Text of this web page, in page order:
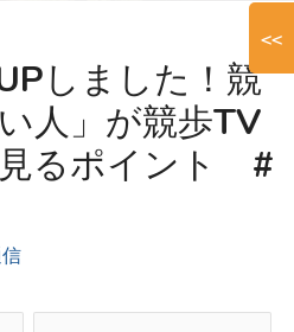
しました！競
人」が競歩TV
るポイント #
<<